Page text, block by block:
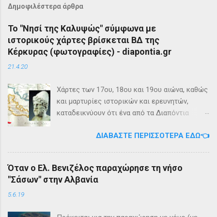
Δημοφιλέστερα άρθρα
Το "Νησί της Καλυψώς" σύμφωνα με
ιστορικούς χάρτες βρίσκεται ΒΔ της
Κέρκυρας (φωτογραφίες) - diapontia.gr
21.4.20
Χάρτες των 17ου, 18ου και 19ου αιώνα, καθώς
και μαρτυρίες ιστορικών και ερευνητών,
καταδεικνύουν ότι ένα από τα Διαπόντια
γνωστό με την ονομασία Ωγυγία ή «Νησί της
τη τοπική μυθιστορία των Διαποντίων Νήσων
που αναφέρει ότι κατά την αρχαιότητα οι
ΔΙΑΒΆΣΤΕ ΠΕΡΙΣΣΌΤΕΡΑ ΕΔΏ👈
Όταν ο Ελ. Βενιζέλος παραχώρησε τη νήσο
"Σάσων" στην Αλβανία
5.6.19